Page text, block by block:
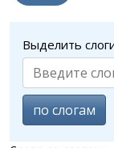
Выделить
по слогам